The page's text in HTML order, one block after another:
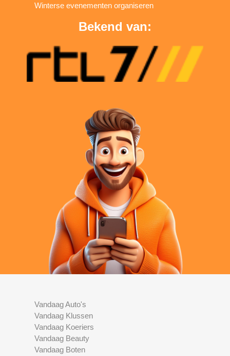
Winterse evenementen organiseren
Bekend van:
Vandaag Auto's
Vandaag Klussen
Vandaag Koeriers
Vandaag Beauty
Vandaag Boten